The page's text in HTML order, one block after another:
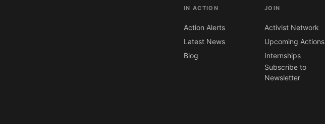
IN ACTION
Action Alerts
Latest News
Blog
JOIN
Activist Network
Upcoming Actions
Internships
Subscribe to
Newsletter